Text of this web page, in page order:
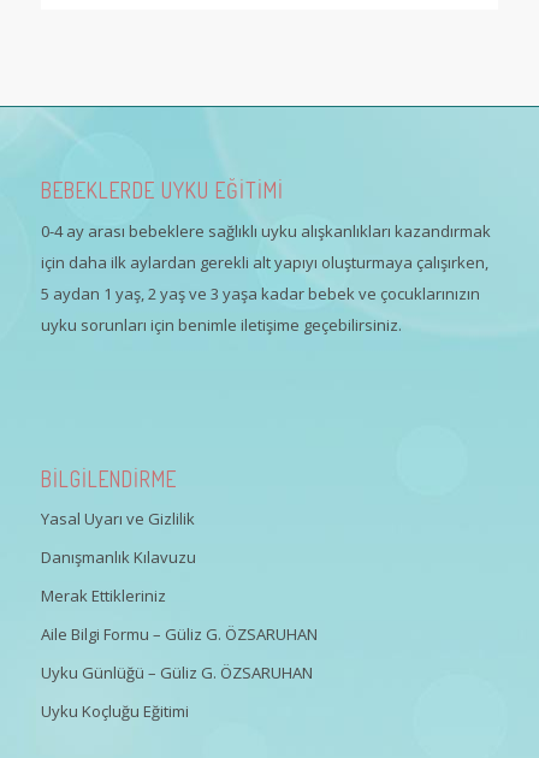
BEBEKLERDE UYKU EĞİTİMİ
0-4 ay arası bebeklere sağlıklı uyku alışkanlıkları kazandırmak
için daha ilk aylardan gerekli alt yapıyı oluşturmaya çalışırken,
5 aydan 1 yaş, 2 yaş ve 3 yaşa kadar bebek ve çocuklarınızın
uyku sorunları için benimle iletişime geçebilirsiniz.
BİLGİLENDİRME
Yasal Uyarı ve Gizlilik
Danışmanlık Kılavuzu
Merak Ettikleriniz
Aile Bilgi Formu – Güliz G. ÖZSARUHAN
Uyku Günlüğü – Güliz G. ÖZSARUHAN
Uyku Koçluğu Eğitimi